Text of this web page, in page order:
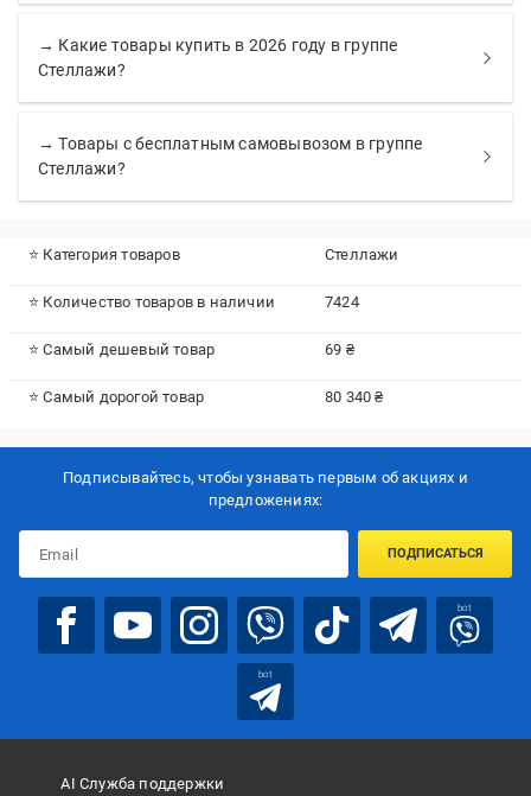
→ Какие товары купить в 2026 году в группе
Стеллажи?
→ Товары с бесплатным самовывозом в группе
Стеллажи?
⭐ Категория товаров Стеллажи
⭐ Количество товаров в наличии 7424
⭐ Самый дешевый товар 69 ₴
⭐ Самый дорогой товар 80 340 ₴
Подписывайтесь, чтобы узнавать первым об акцияx и
предложениях:
ПОДПИСАТЬСЯ
bot
bot
AI Служба поддержки